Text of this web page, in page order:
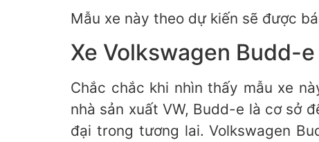
Mẫu xe này theo dự kiến sẽ được
Xe Volkswagen Budd-e
Chắc chắc khi nhìn thấy mẫu xe
nhà sản xuất VW, Budd-e là cơ sở
đại trong tương lai. Volkswagen